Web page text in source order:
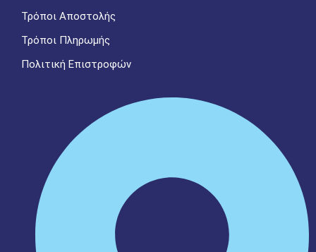
Τρόποι Αποστολής
Τρόποι Πληρωμής
Πολιτική Επιστροφών